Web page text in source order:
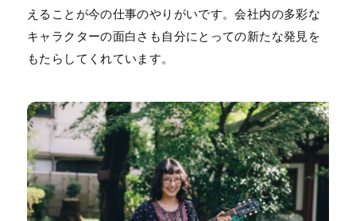
えることが今の仕事のやりがいです。会社内の多彩な
キャラクターの面白さも自分にとっての新たな発見を
もたらしてくれています。